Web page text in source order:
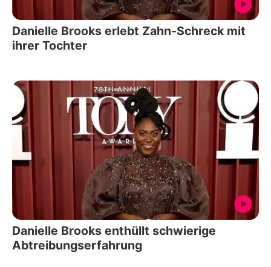
Danielle Brooks erlebt Zahn-Schreck mit
ihrer Tochter
Danielle Brooks enthüllt schwierige
Abtreibungserfahrung